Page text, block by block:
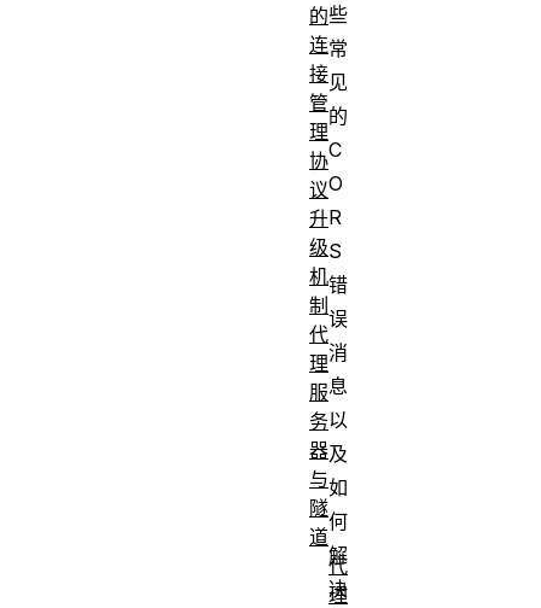
些
常
见
的
C
O
R
S
错
误
消
息
以
及
如
何
解
决
的
连
接
管
理
协
议
升
级
机
制
代
理
服
务
器
与
隧
道
代
理